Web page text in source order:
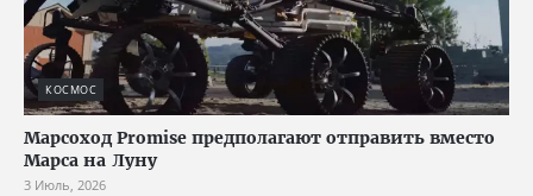
КОСМОС
Марсоход Promise предполагают отправить вместо
Марса на Луну
3 Июль, 2026